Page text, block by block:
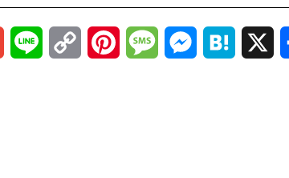
Gmail Line
Copy
Link
PinterestMessageMessenger
Hatena